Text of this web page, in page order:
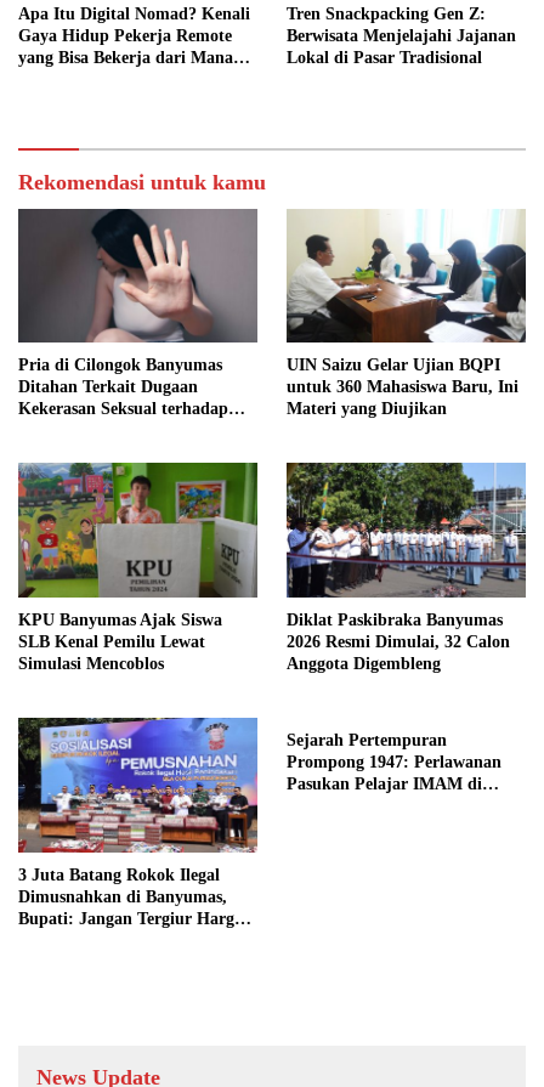
Apa Itu Digital Nomad? Kenali
Gaya Hidup Pekerja Remote
yang Bisa Bekerja dari Mana
Tren Snackpacking Gen Z:
Berwisata Menjelajahi Jajanan
Lokal di Pasar Tradisional
Rekomendasi untuk kamu
Pria di Cilongok Banyumas
Ditahan Terkait Dugaan
Kekerasan Seksual terhadap
UIN Saizu Gelar Ujian BQPI
untuk 360 Mahasiswa Baru, Ini
Materi yang Diujikan
KPU Banyumas Ajak Siswa
SLB Kenal Pemilu Lewat
Simulasi Mencoblos
Diklat Paskibraka Banyumas
2026 Resmi Dimulai, 32 Calon
Anggota Digembleng
3 Juta Batang Rokok Ilegal
Dimusnahkan di Banyumas,
Bupati: Jangan Tergiur Harga
Sejarah Pertempuran
Prompong 1947: Perlawanan
Pasukan Pelajar IMAM di
News Update